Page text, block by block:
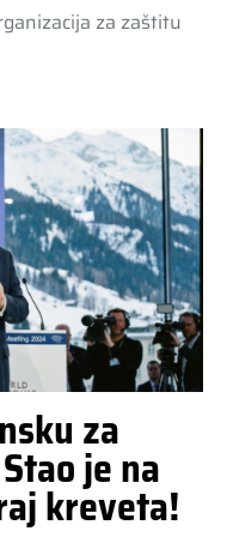
za zaštitu
za
je na
kreveta!